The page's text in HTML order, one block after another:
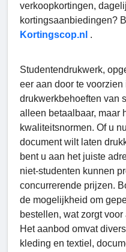
verkoopkortingen,
kortingsaanbiedingen?
Kortingscop.nl .
Studentendrukwerk,
eer aan door te voorzien
drukwerkbehoeften van
alleen betaalbaar, maar
kwaliteitsnormen. Of u
document wilt laten
bent u aan het juiste
niet-studenten kunnen
concurrerende prijzen.
de mogelijkheid om
bestellen, wat zorgt
Het aanbod omvat
kleding en textiel,